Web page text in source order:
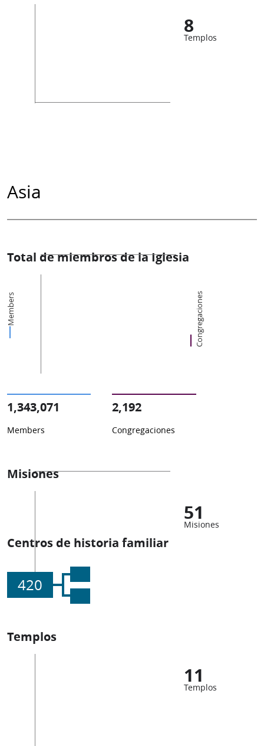
8
Templos
Asia
Total de miembros de la Iglesia
Members Congregaciones
1,343,071
Members
2,192
Congregaciones
Misiones
51
Misiones
Centros de historia familiar
420
Templos
11
Templos